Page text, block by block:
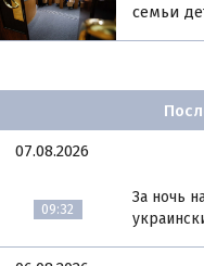
семьи
07.08.2026
09:32
За ночь